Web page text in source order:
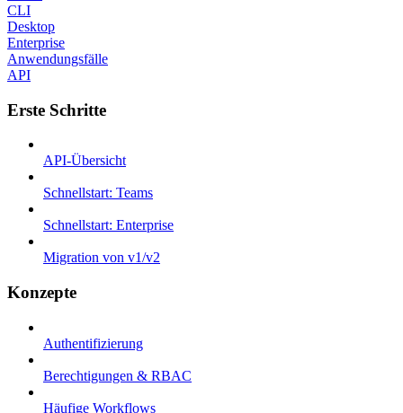
CLI
Desktop
Enterprise
Anwendungsfälle
API
Erste Schritte
API-Übersicht
Schnellstart: Teams
Schnellstart: Enterprise
Migration von v1/v2
Konzepte
Authentifizierung
Berechtigungen & RBAC
Häufige Workflows